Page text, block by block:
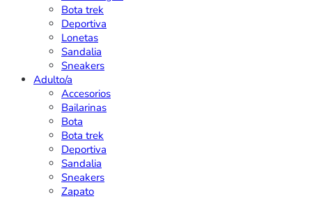
Bota trek
Deportiva
Lonetas
Sandalia
Sneakers
Adulto/a
Accesorios
Bailarinas
Bota
Bota trek
Deportiva
Sandalia
Sneakers
Zapato